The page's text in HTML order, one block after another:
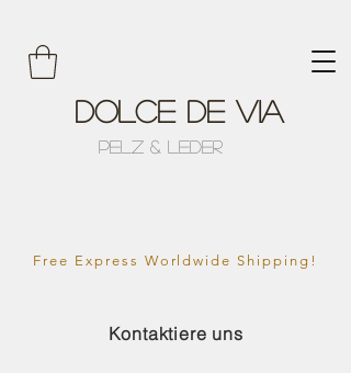
Dolce de Via
Pelz & Leder
Free Express Worldwide Shipping!
Kontaktiere uns